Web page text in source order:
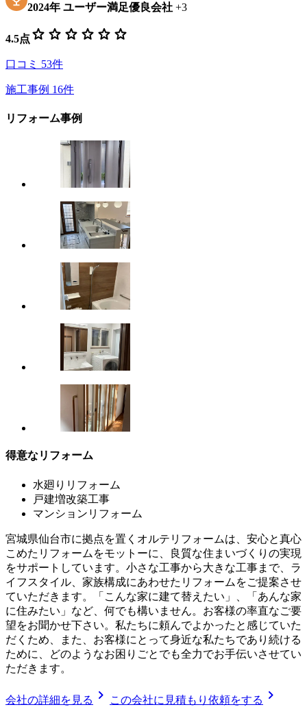
2024年 ユーザー満足優良会社 +3
4.5点 star star star star star star
口コミ 53件
施工事例 16件
リフォーム事例
得意なリフォーム
水廻りリフォーム
戸建増改築工事
マンションリフォーム
宮城県仙台市に拠点を置くオルテリフォームは、安心と真心
こめたリフォームをモットーに、良質な住まいづくりの実現
をサポートしています。小さな工事から大きな工事まで、ラ
イフスタイル、家族構成にあわせたリフォームをご提案させ
ていただきます。「こんな家に建て替えたい」、「あんな家
に住みたい」など、何でも構いません。お客様の率直なご要
望をお聞かせ下さい。私たちに頼んでよかったと感じていた
だくため、また、お客様にとって身近な私たちであり続ける
ために、どのようなお困りごとでも全力でお手伝いさせてい
ただきます。
会社の詳細を見る chevron_right この会社に見積もり依頼をする chevron_right